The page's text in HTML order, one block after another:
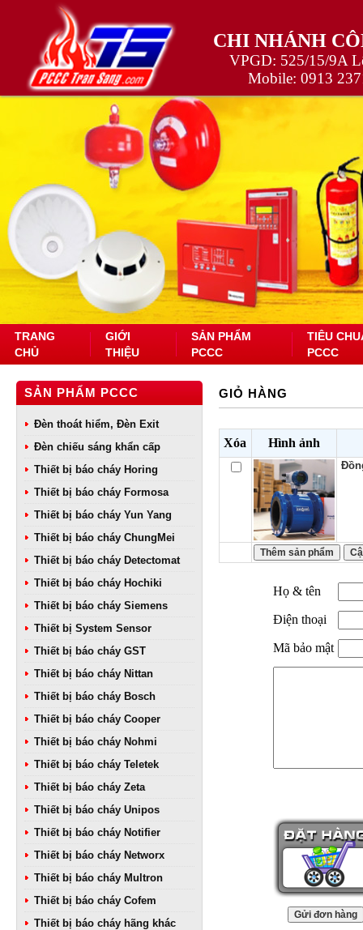
CHI NHÁNH
VPGD: 525/15/9A
Mobile: 0913
TRANG
CHỦ
GIỚI
THIỆU
SẢN PHẨM
PCCC
TIÊU
PCCC
SẢN PHẨM PCCC
Đèn thoát hiểm, Đèn Exit
Đèn chiếu sáng khẩn cấp
Thiết bị báo cháy Horing
Thiết bị báo cháy Formosa
Thiết bị báo cháy Yun Yang
Thiết bị báo cháy ChungMei
Thiết bị báo cháy Detectomat
Thiết bị báo cháy Hochiki
Thiết bị báo cháy Siemens
Thiết bị System Sensor
Thiết bị báo cháy GST
Thiết bị báo cháy Nittan
Thiết bị báo cháy Bosch
Thiết bị báo cháy Cooper
Thiết bị báo cháy Nohmi
Thiết bị báo cháy Teletek
Thiết bị báo cháy Zeta
Thiết bị báo cháy Unipos
Thiết bị báo cháy Notifier
Thiết bị báo cháy Networx
Thiết bị báo cháy Multron
Thiết bị báo cháy Cofem
Thiết bị báo cháy hãng khác
GIỎ HÀNG
Xóa Hình ảnh
Họ & tên
Điện thoại
Mã bảo mật